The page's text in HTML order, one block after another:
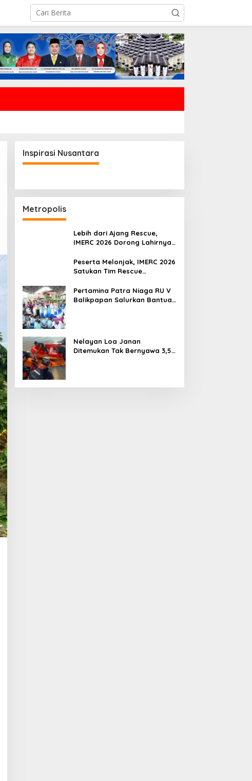
Inspirasi Nusantara
Metropolis
Lebih dari Ajang Rescue,
IMERC 2026 Dorong Lahirnya
Indonesia
Peserta Melonjak, IMERC 2026
Satukan Tim Rescue
Balikpapan
Pertamina Patra Niaga RU V
Balikpapan Salurkan Bantuan
Nelayan Loa Janan
Ditemukan Tak Bernyawa 3,5